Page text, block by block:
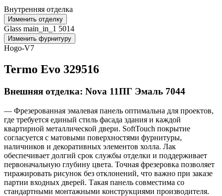
Внутренняя отделка
Изменить отделку
Glass main_in_1 5014
Изменить фурнитуру
Hogo-V7
Termo Evo 329516
Внешняя отделка: Nova 11ПГ Эмаль 7044
— Фрезерованная эмалевая панель оптимальна для проектов,
где требуется единый стиль фасада здания и каждой
квартирной металлической двери. SoftTouch покрытие
согласуется с матовыми поверхностями фурнитуры,
наличников и декоративных элементов холла. Лак
обеспечивает долгий срок службы отделки и поддерживает
первоначальную глубину цвета. Точная фрезеровка позволяет
тиражировать рисунок без отклонений, что важно при заказе
партии входных дверей. Такая панель совместима со
стандартными монтажными конструкциями производителя.